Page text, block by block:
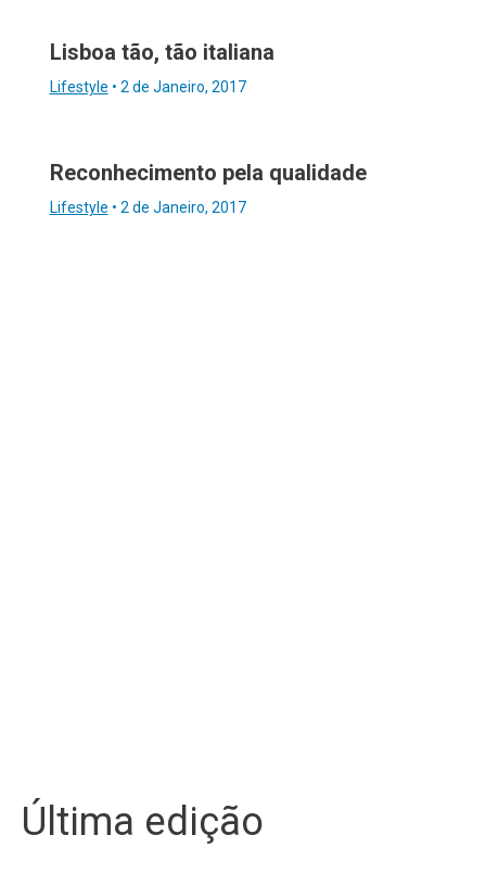
Lisboa tão, tão italiana
Lifestyle • 2 de Janeiro, 2017
Reconhecimento pela qualidade
Lifestyle • 2 de Janeiro, 2017
Última edição